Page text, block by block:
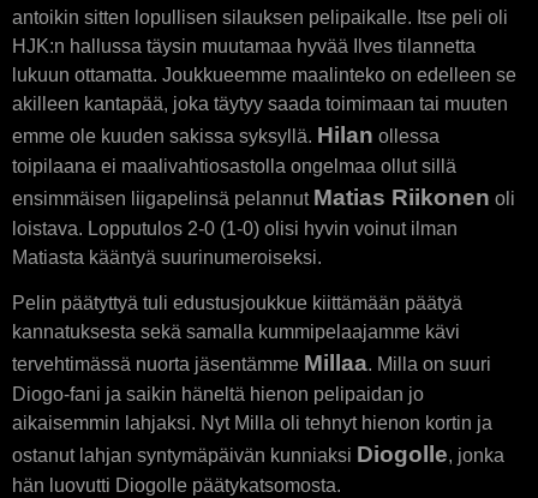
antoikin sitten lopullisen silauksen pelipaikalle. Itse peli oli
HJK:n hallussa täysin muutamaa hyvää Ilves tilannetta
lukuun ottamatta. Joukkueemme maalinteko on edelleen se
akilleen kantapää, joka täytyy saada toimimaan tai muuten
emme ole kuuden sakissa syksyllä. Hilan ollessa
toipilaana ei maalivahtiosastolla ongelmaa ollut sillä
ensimmäisen liigapelinsä pelannut Matias Riikonen oli
loistava. Lopputulos 2-0 (1-0) olisi hyvin voinut ilman
Matiasta kääntyä suurinumeroiseksi.
Pelin päätyttyä tuli edustusjoukkue kiittämään päätyä
kannatuksesta sekä samalla kummipelaajamme kävi
tervehtimässä nuorta jäsentämme Millaa. Milla on suuri
Diogo-fani ja saikin häneltä hienon pelipaidan jo
aikaisemmin lahjaksi. Nyt Milla oli tehnyt hienon kortin ja
ostanut lahjan syntymäpäivän kunniaksi Diogolle, jonka
hän luovutti Diogolle päätykatsomosta.